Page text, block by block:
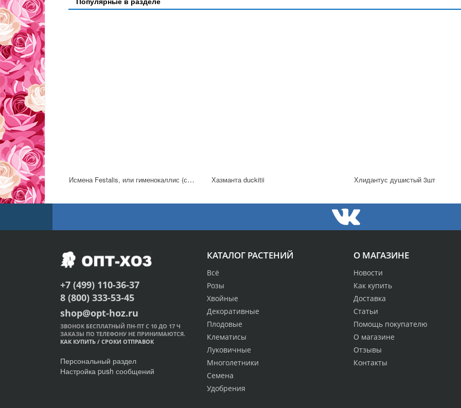
Исмена Festalis, или гименокаллис (сорт 'Sulphur Queen') 1 штука Хазманта duckitii Хлидантус душистый 3шт
О МАГАЗИНЕ
Новости
Как купить
Доставка
Статьи
Помощь покупателю
О магазине
Отзывы
Контакты
КАТАЛОГ РАСТЕНИЙ
Всё
Розы
Хвойные
Декоративные
Плодовые
Клематисы
Луковичные
Многолетники
Семена
Удобрения
+7 (499) 110-36-37
8 (800) 333-53-45
shop@opt-hoz.ru
ЗВОНОК БЕСПЛАТНЫЙ ПН-ПТ С 10 ДО 17 Ч
ЗАКАЗЫ ПО ТЕЛЕФОНУ НЕ ПРИНИМАЮТСЯ.
КАК КУПИТЬ / СРОКИ ОТПРАВОК
Персональный раздел
Настройка push сообщений